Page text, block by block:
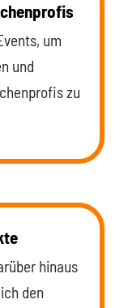
um
und
zu
hinaus
den